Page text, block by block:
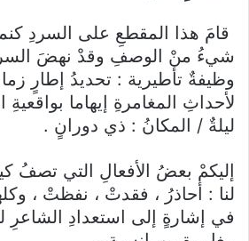
قامَ هذا المقطعِ على السردِ
شيءُ منْ الوصفِ وقدْ نهضَ
وظيفةٌ تأطيرية : تحديدُ إطارٍ
لأحداثِ المغامرةِ إيهاما
ليلةٌ / المكانُ : ذي دورانٍ .
إليكمْ بعضُ الأفعالِ التي تصفُ
لنا : أحاذرُ ، فقدتْ ، نفظتْ ،
في إشارةٍ إلى استعدادِ الشاعرِ